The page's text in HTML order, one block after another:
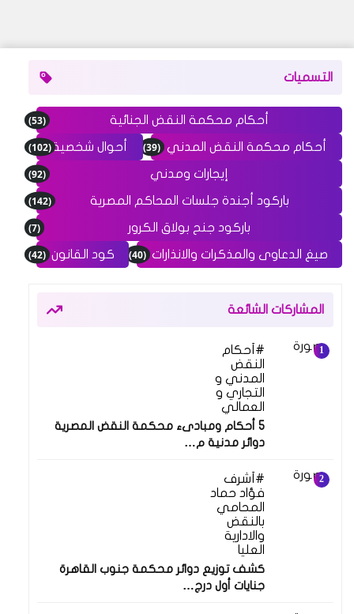
التسميات
أحكام محكمة النقض الجنائية (53)
أحكام محكمة النقض المدني (39) أحوال شخصية(102)
إيجارات ومدني (92)
باركود أجندة جلسات المحاكم المصرية (142)
باركود جنح بولاق الكرور (7)
صيغ الدعاوى والمذكرات والانذارات (40) كود القانون (42)
المشاركات الشائعة
أحكام
النقض
المدني و
التجاري و
العمالي
5 أحكام ومبادىء محكمة النقض المصرية
دوائر مدنية م…
أشرف
فؤاد حماد
المحامي
بالنقض
والادارية
العليا
كشف توزيع دوائر محكمة جنوب القاهرة
جنايات أول درج…